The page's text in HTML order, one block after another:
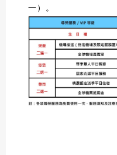
一）。